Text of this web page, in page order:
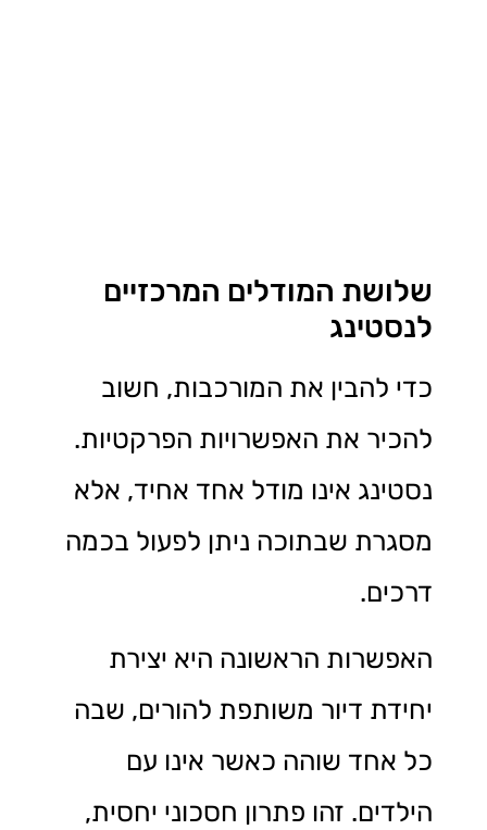
שלושת המודלים המרכזיים
לנסטינג
כדי להבין את המורכבות, חשוב
להכיר את האפשרויות הפרקטיות.
נסטינג אינו מודל אחד אחיד, אלא
מסגרת שבתוכה ניתן לפעול בכמה
דרכים.
האפשרות הראשונה היא יצירת
יחידת דיור משותפת להורים, שבה
כל אחד שוהה כאשר אינו עם
הילדים. זהו פתרון חסכוני יחסית,